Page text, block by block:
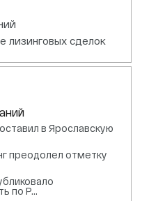
лизинговых сделок
в Ярославскую
преодолел отметку
по Р...